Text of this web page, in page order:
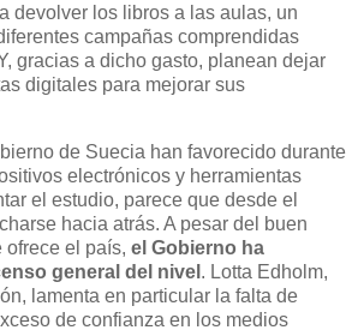
a devolver los libros a las aulas, un
campañas comprendidas
gracias a dicho gasto, planean dejar
digitales para mejorar sus
de Suecia han favorecido durante
electrónicos y herramientas
el estudio, parece que desde el
hacia atrás. A pesar del buen
ofrece el país, el Gobierno ha
general del nivel . Lotta Edholm,
lamenta en particular la falta de
de confianza en los medios